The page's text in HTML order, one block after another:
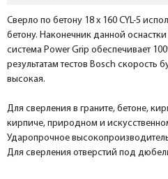
Сверло по бетону 18 x 160 CYL-5
бетону. Наконечник данной
система Power Grip обеспечивает
результатам тестов Bosch скорость
высокая.
Для сверления в граните, бетоне,
кирпиче, природном и
Ударопрочное
Для сверления отверстий под